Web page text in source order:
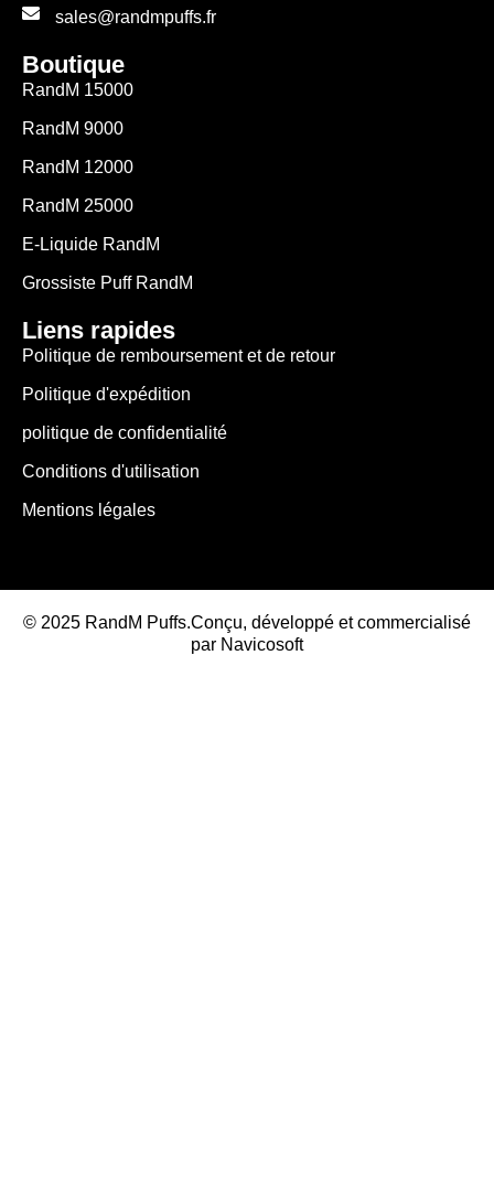
sales@randmpuffs.fr
Boutique
RandM 15000
RandM 9000
RandM 12000
RandM 25000
E-Liquide RandM
Grossiste Puff RandM
Liens rapides
Politique de remboursement et de retour
Politique d'expédition
politique de confidentialité
Conditions d'utilisation
Mentions légales
© 2025 RandM Puffs.Conçu, développé et commercialisé
par Navicosoft